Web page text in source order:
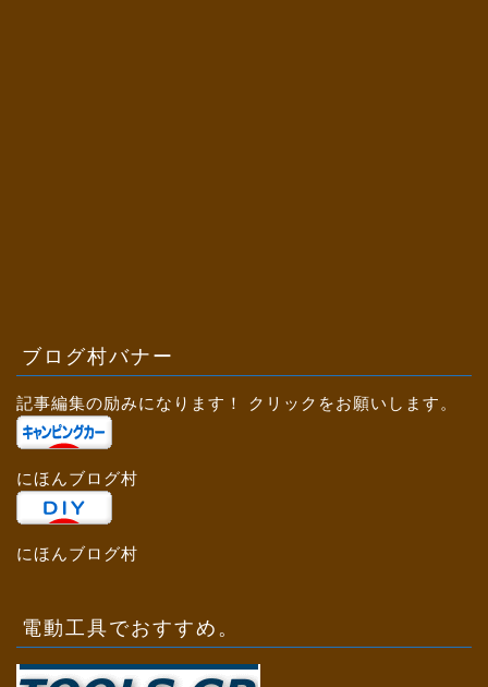
ブログ村バナー
記事編集の励みになります！ クリックをお願いします。
にほんブログ村
にほんブログ村
電動工具でおすすめ。